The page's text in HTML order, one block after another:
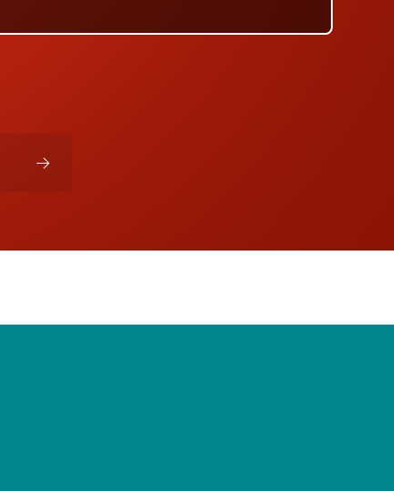
Next